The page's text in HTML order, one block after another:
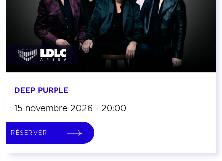
DEEP PURPLE
15 novembre 2026 - 20:00
RÉSERVER